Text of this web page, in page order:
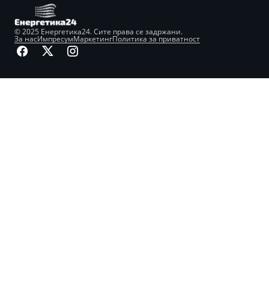
© 2025 Енергетика24. Сите права се задржани.
За насИмпресумМаркетингПолитика за приватност